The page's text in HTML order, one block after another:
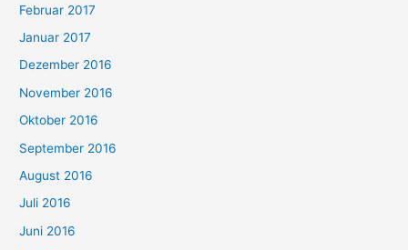
Februar 2017
Januar 2017
Dezember 2016
November 2016
Oktober 2016
September 2016
August 2016
Juli 2016
Juni 2016